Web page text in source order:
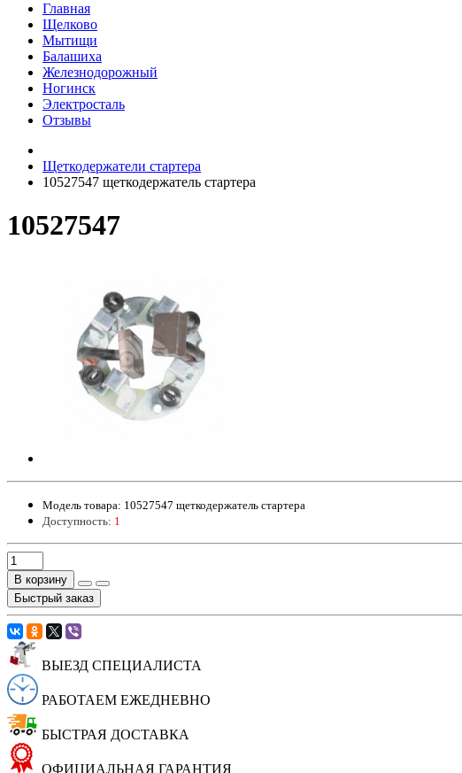
Главная
Щелково
Мытищи
Балашиха
Железнодорожный
Ногинск
Электросталь
Отзывы
Щеткодержатели стартера
10527547 щеткодержатель стартера
10527547
Модель товара: 10527547 щеткодержатель стартера
Доступность: 1
В корзину
Быстрый заказ
ВЫЕЗД СПЕЦИАЛИСТА
РАБОТАЕМ ЕЖЕДНЕВНО
БЫСТРАЯ ДОСТАВКА
ОФИЦИАЛЬНАЯ ГАРАНТИЯ